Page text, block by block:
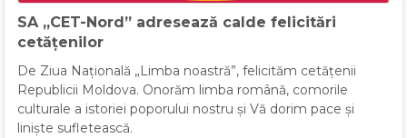
SA „CET-Nord” adresează calde felicitări
cetățenilor
De Ziua Națională „Limba noastră”, felicităm cetățenii
Republicii Moldova. Onorăm limba română, comorile
culturale a istoriei poporului nostru și Vă dorim pace și
liniște sufletească.